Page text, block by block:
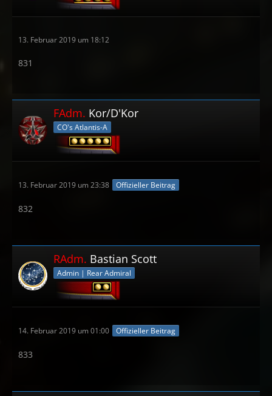
13. Februar 2019 um 18:12
831
FAdm. Kor/D'Kor
CO's Atlantis-A
13. Februar 2019 um 23:38 Offizieller Beitrag
832
RAdm. Bastian Scott
Admin | Rear Admiral
14. Februar 2019 um 01:00 Offizieller Beitrag
833